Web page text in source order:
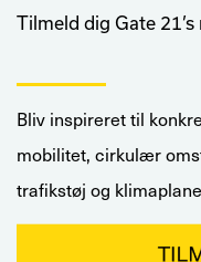
Tilmeld dig Gate
Bliv inspireret til
mobilitet, cirkulær
trafikstøj og